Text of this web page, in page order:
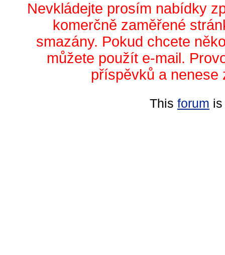
Nevkládejte prosím nabídky
komerčně zaměřené
smazány. Pokud chcete
můžete použít e-mail.
příspěvků a nenese
This forum